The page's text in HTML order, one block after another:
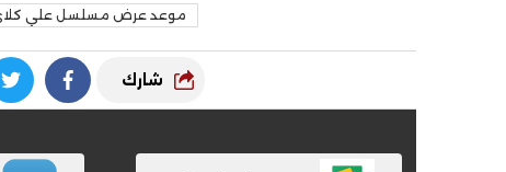
موعد عرض مسلسل علي
شارك